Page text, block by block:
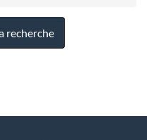
recherche